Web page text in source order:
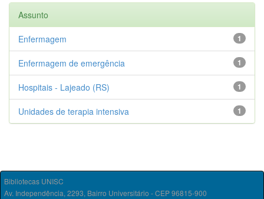
Assunto
1
Enfermagem
1
Enfermagem de emergência
1
Hospitais - Lajeado (RS)
1
Unidades de terapia intensiva
Bibliotecas UNISC
Av. Independência, 2293, Bairro Universitário - CEP 96815-900